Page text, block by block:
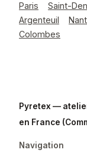
Paris
Saint-
Argenteuil
Colombes
Pyretex —
en France
Navigation